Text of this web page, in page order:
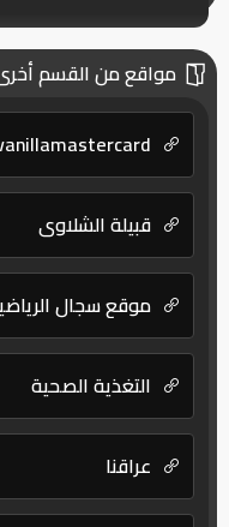
مواقع من القسم
قبيلة الشلاوى
موقع سجال
التغذية الصحية
عراقنا